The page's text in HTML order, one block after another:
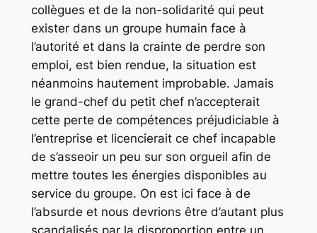
collègues et de la non-solidarité qui peut
exister dans un groupe humain face à
l’autorité et dans la crainte de perdre son
emploi, est bien rendue, la situation est
néanmoins hautement improbable. Jamais
le grand-chef du petit chef n’accepterait
cette perte de compétences préjudiciable à
l’entreprise et licencierait ce chef incapable
de s’asseoir un peu sur son orgueil afin de
mettre toutes les énergies disponibles au
service du groupe. On est ici face à de
l’absurde et nous devrions être d’autant plus